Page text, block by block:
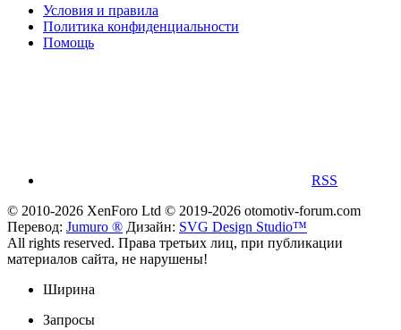
Условия и правила
Политика конфиденциальности
Помощь
RSS
© 2010-2026 XenForo Ltd © 2019-2026 otomotiv-forum.com
Перевод: Jumuro ® Дизайн: SVG Design Studio™
All rights reserved. Права третьих лиц, при публикации
материалов сайта, не нарушены!
Ширина
Запросы